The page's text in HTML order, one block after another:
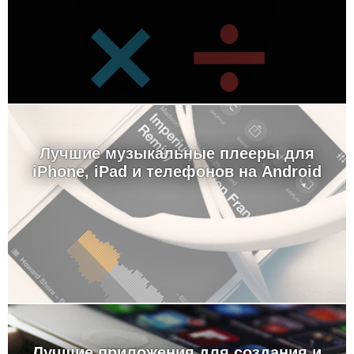
Лучшие музыкальные плееры для
iPhone, iPad и телефонов на Android